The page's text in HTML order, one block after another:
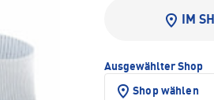
IM
Ausgewählter Shop
Shop wählen